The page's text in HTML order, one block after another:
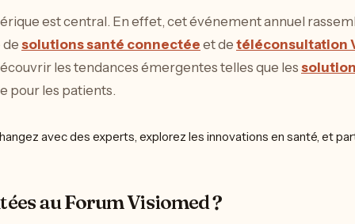
est central. En effet, cet événement annuel
desolutions santé connectée et de téléconsultation
les tendances émergentes telles que les
pour les patients.
au Forum Visiomed ?